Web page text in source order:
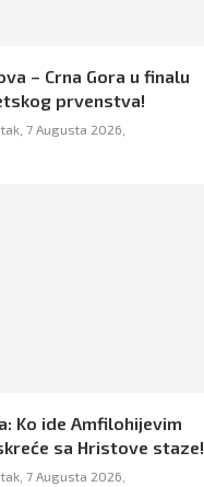
– Crna Gora u finalu
prvenstva!
7 Augusta 2026,
Ko ide Amfilohijevim
sa Hristove staze!
7 Augusta 2026,